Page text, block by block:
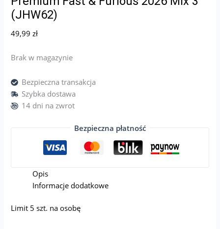
(JHW62)
49,99zł
Brak w magazynie
Bezpieczna transakcja
Szybka dostawa
14 dni na zwrot
Bezpieczna płatność
Opis
Informacje dodatkowe
Limit 5 szt. na osobę